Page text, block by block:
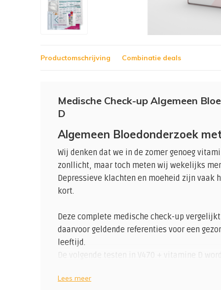
Productomschrijving Combinatie deals
Medische Check-up Algemeen
D
Algemeen Bloedonderzoek
Wij denken dat we in de zomer genoeg
zonllicht, maar toch meten wij wekelijks
Depressieve klachten en moeheid zijn vaak
kort.
Deze complete medische check-up
daarvoor geldende referenties voor een
leeftijd.
De volgende testen in V470 + vitamine D
Albumine - Nierschade?
Lees meer